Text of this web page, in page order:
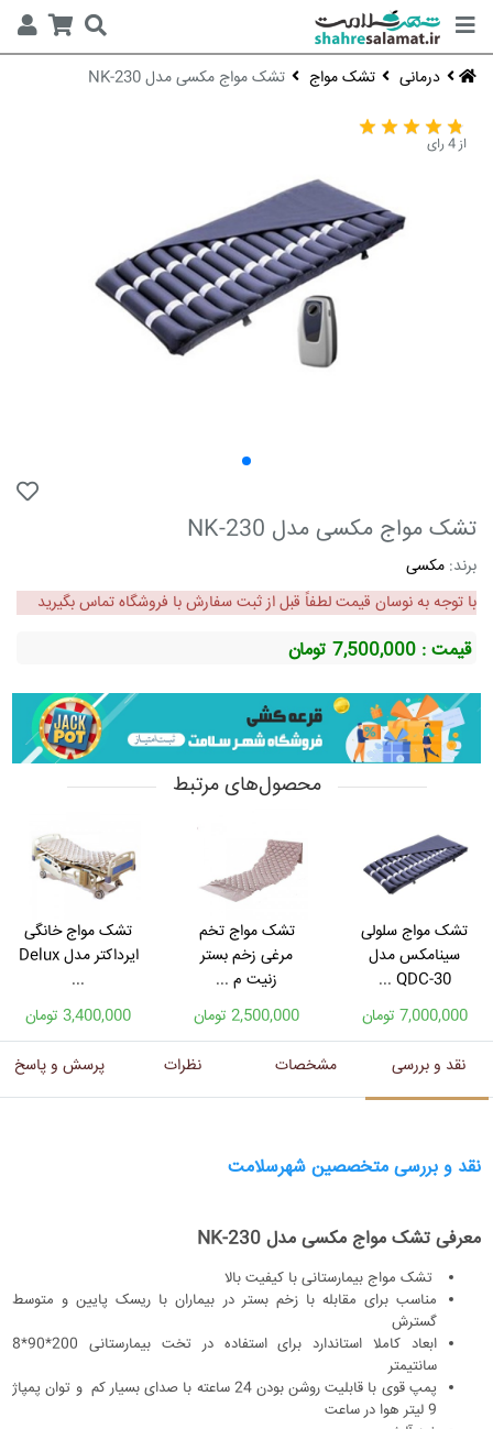
درمانی تشک مواج تشک مواج مکسی مدل NK-230
از 4 رای
تشک مواج مکسی مدل NK-230
برند: مکسی
با توجه به نوسان قیمت لطفاً قبل از ثبت سفارش با فروشگاه تماس بگیرید
قیمت : 7,500,000 تومان
محصول‌های مرتبط
تشک مواج سلولی
سینامکس مدل
QDC-30 ...
7,000,000 تومان
تشک مواج تخم
مرغی زخم بستر
زنیت م ...
2,500,000 تومان
تشک مواج خانگی
ایرداکتر مدل Delux
...
3,400,000 تومان
نقد و بررسی مشخصات نظرات پرسش و پاسخ
نقد و بررسی متخصصین شهرسلامت
معرفی تشک مواج مکسی مدل NK-230
تشک مواج بیمارستانی با کیفیت بالا
مناسب برای مقابله با زخم بستر در بیماران با ریسک پایین و متوسط
گسترش
ابعاد کاملا استاندارد برای استفاده در تخت بیمارستانی 200*90*8
سانتیمتر
پمپ قوی با قابلیت روشن بودن 24 ساعته با صدای بسیار کم و توان پمپاژ
9 لیتر هوا در ساعت